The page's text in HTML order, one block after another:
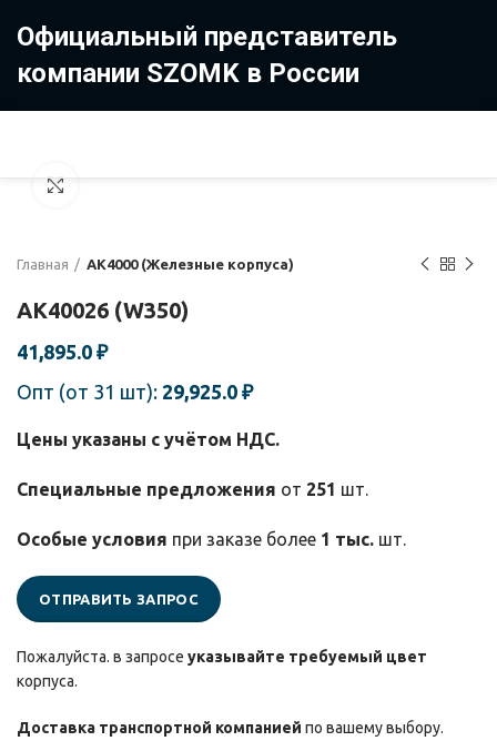
Официальный представитель
компании SZOMK в России
Главная AK4000 (Железные корпуса)
AK40026 (W350)
41,895.0 ₽
Опт (от 31 шт): 29,925.0 ₽
Цены указаны с учётом НДС.
Специальные предложения от 251 шт.
Особые условия при заказе более 1 тыс. шт.
ОТПРАВИТЬ ЗАПРОС
Пожалуйста. в запросе указывайте требуемый цвет
корпуса.
Доставка транспортной компанией по вашему выбору.